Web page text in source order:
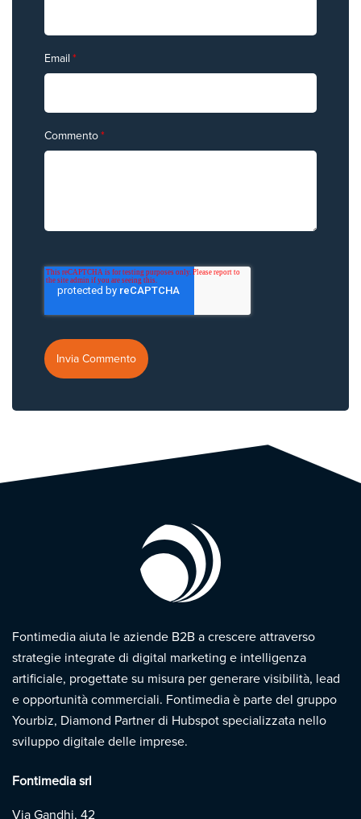
Email *
Commento*
Fontimedia aiuta le aziende B2B a crescere attraverso
strategie integrate di digital marketing e intelligenza
artificiale, progettate su misura per generare visibilità, lead
e opportunità commerciali. Fontimedia è parte del gruppo
Yourbiz, Diamond Partner di Hubspot specializzata nello
sviluppo digitale delle imprese.
Fontimedia srl
Via Gandhi, 42